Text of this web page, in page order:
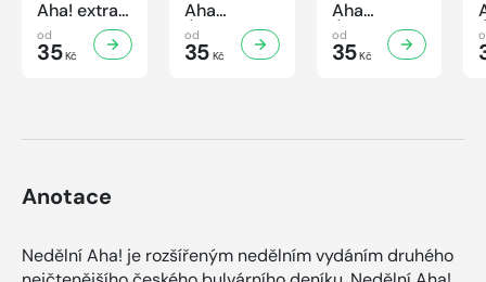
Aha! extra
č.3/2026
Úsporná
od
35Kč
Aha
Úsporná
kuchařka -
od
35Kč
Aha
Úsporná
kuchařka
od
35Kč
Anotace
Nedělní Aha! je rozšířeným nedělním vydáním druhého